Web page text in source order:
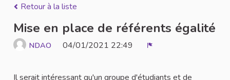
Retour à la liste
Mise en place de référents égalité
NDAO 04/01/2021 22:49
Il serait intéressant qu'un groupe d'étudiants et de